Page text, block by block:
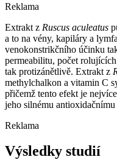
Reklama
Extrakt z Ruscus aculeatus
a to na vény, kapiláry a
venokonstrikčního účinku
permeabilitu, počet
tak protizánětlivě. Extrakt z
methylchalkon a vitamin C
přičemž tento efekt je
jeho silnému
Reklama
Výsledky studií